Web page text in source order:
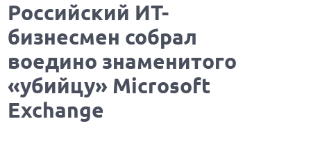
Российский ИТ-
бизнесмен собрал
воедино знаменитого
«убийцу» Microsoft
Exchange